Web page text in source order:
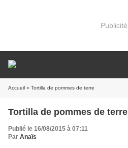
Publicité
Accueil » Tortilla de pommes de terre
Tortilla de pommes de terre
Publié le 16/08/2015 à 07:11
Par Anaïs